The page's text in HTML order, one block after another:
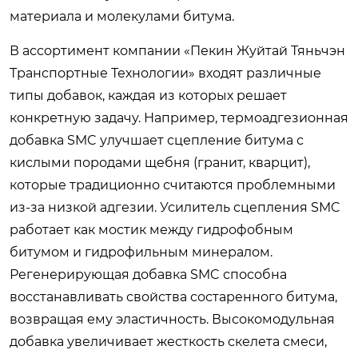
материала и молекулами битума.
В ассортимент компании «Пекин Жуйтай Тяньчэн
Транспортные Технологии» входят различные
типы добавок, каждая из которых решает
конкретную задачу. Например, термоадгезионная
добавка SMC улучшает сцепление битума с
кислыми породами щебня (гранит, кварцит),
которые традиционно считаются проблемными
из-за низкой адгезии. Усилитель сцепления SMC
работает как мостик между гидрофобным
битумом и гидрофильным минералом.
Регенерирующая добавка SMC способна
восстанавливать свойства состаренного битума,
возвращая ему эластичность. Высокомодульная
добавка увеличивает жесткость скелета смеси,